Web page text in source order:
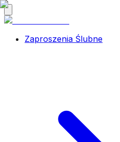
Zaproszenia Ślubne